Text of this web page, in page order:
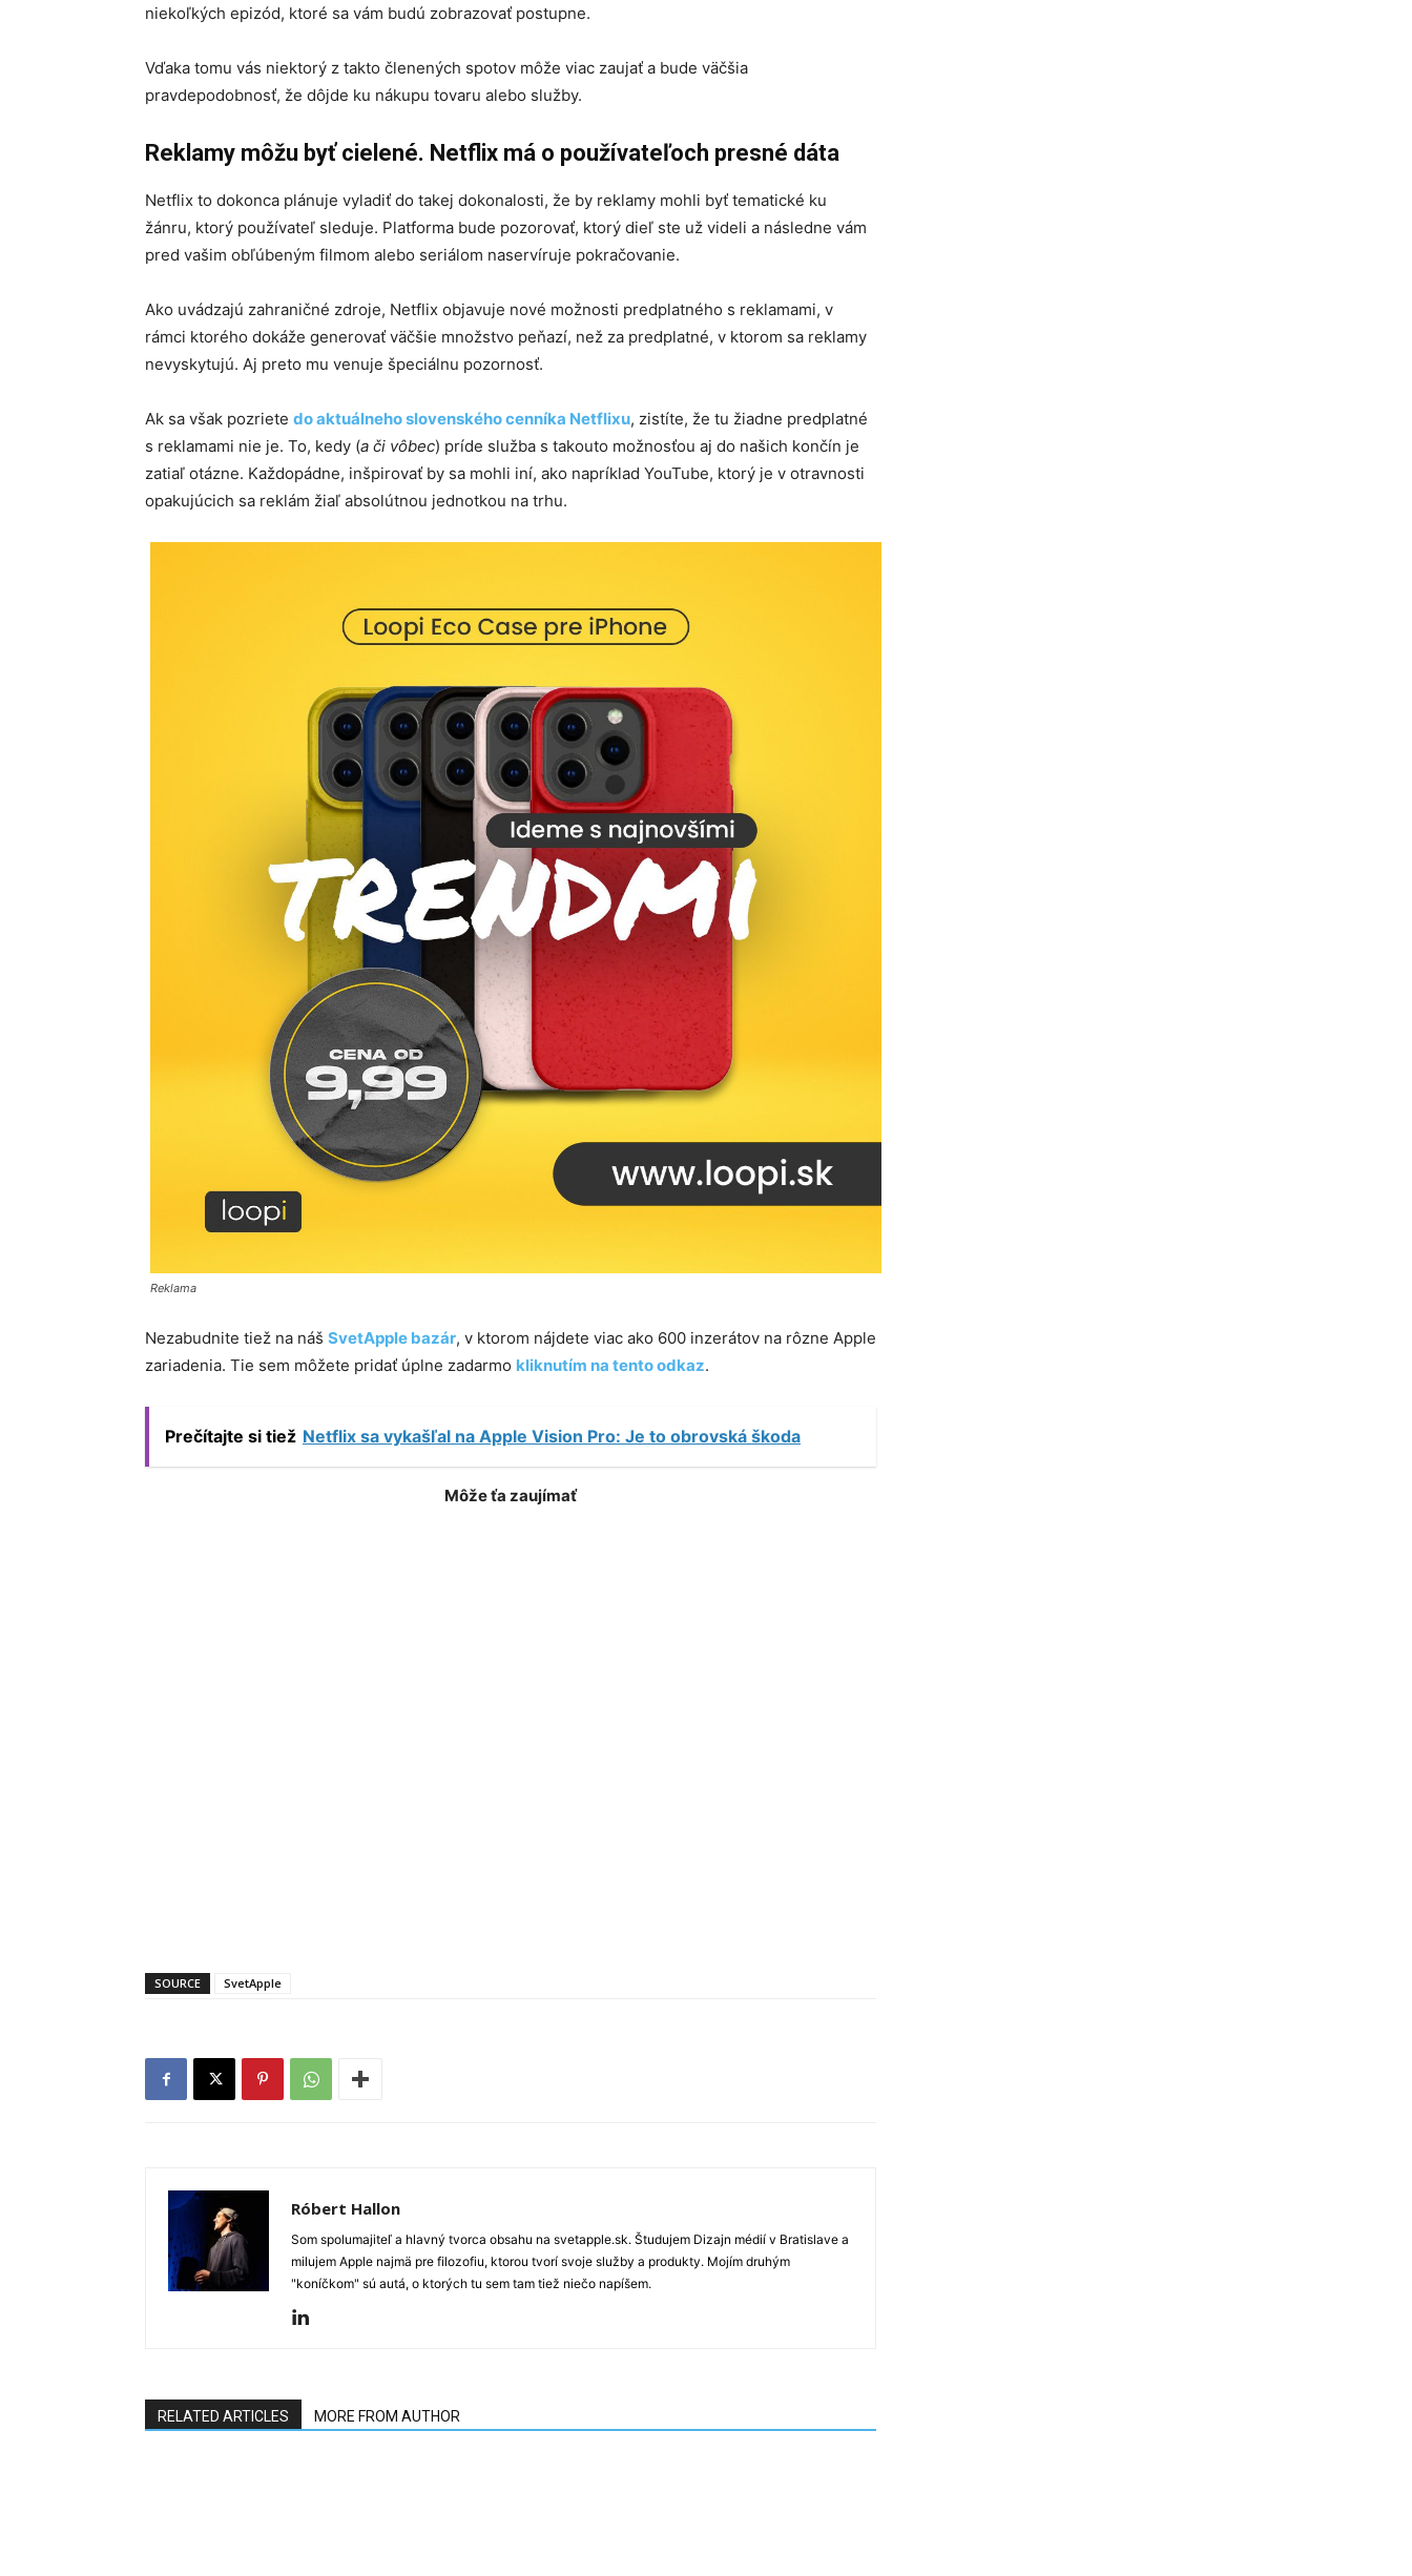
niekoľkých epizód, ktoré sa vám budú zobrazovať postupne.
Vďaka tomu vás niektorý z takto členených spotov môže viac zaujať a bude väčšia
pravdepodobnosť, že dôjde ku nákupu tovaru alebo služby.
Reklamy môžu byť cielené. Netflix má o používateľoch presné dáta
Netflix to dokonca plánuje vyladiť do takej dokonalosti, že by reklamy mohli byť tematické ku
žánru, ktorý používateľ sleduje. Platforma bude pozorovať, ktorý dieľ ste už videli a následne vám
pred vašim obľúbeným filmom alebo seriálom naservíruje pokračovanie.
Ako uvádzajú zahraničné zdroje, Netflix objavuje nové možnosti predplatného s reklamami, v
rámci ktorého dokáže generovať väčšie množstvo peňazí, než za predplatné, v ktorom sa reklamy
nevyskytujú. Aj preto mu venuje špeciálnu pozornosť.
Ak sa však pozriete do aktuálneho slovenského cenníka Netflixu, zistíte, že tu žiadne predplatné
s reklamami nie je. To, kedy (a či vôbec) príde služba s takouto možnosťou aj do našich končín je
zatiaľ otázne. Každopádne, inšpirovať by sa mohli iní, ako napríklad YouTube, ktorý je v otravnosti
opakujúcich sa reklám žiaľ absolútnou jednotkou na trhu.
Reklama
Nezabudnite tiež na náš SvetApple bazár, v ktorom nájdete viac ako 600 inzerátov na rôzne Apple
zariadenia. Tie sem môžete pridať úplne zadarmo kliknutím na tento odkaz.
Prečítajte si tiež Netflix sa vykašľal na Apple Vision Pro: Je to obrovská škoda
Môže ťa zaujímať
SOURCE SvetApple
Róbert Hallon
Som spolumajiteľ a hlavný tvorca obsahu na svetapple.sk. Študujem Dizajn médií v Bratislave a
milujem Apple najmä pre filozofiu, ktorou tvorí svoje služby a produkty. Mojím druhým
"koníčkom" sú autá, o ktorých tu sem tam tiež niečo napíšem.
RELATED ARTICLES MORE FROM AUTHOR